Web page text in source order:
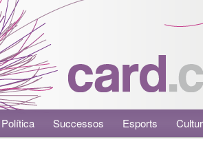
principal
secundari
Política Successos Esports